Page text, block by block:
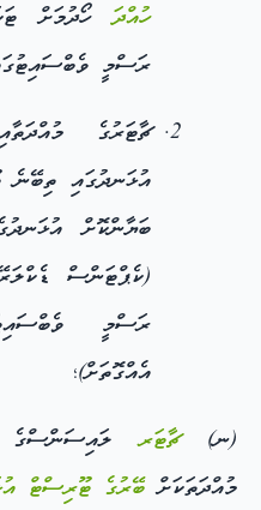
ހުއްދަހޯދުމަށް
ރަސްމީ
ޗާޓަރުގެ
އުޅަނދުގައި ތިބޭނެ
ބަޔާންކޮށް
(ކެޕްޓަންސް
ރަސްމީ
އެއްގޮތަށް)؛
(ނ)ޗާޓަރލައިސަންސްގެ
މުއްދަތަކަށްބޭރުގެ ޓޫރިސްޓް